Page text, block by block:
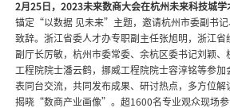
2月25日，2023未来数商大会在杭州未来科技城学
锚定“以数据 见未来”主题，邀请杭州市委副书记
致辞。浙江省委人才办专职副主任张旭明，浙江省
副厅长厉敏，杭州市委常委、余杭区委书记刘颖、
工程院院士潘云鹤，挪威工程院院士容淳铭等参
表同台交流，共同发布成果、研讨热点，多方位解
揭晓“数商产业画像”。超1600名专业观众现场